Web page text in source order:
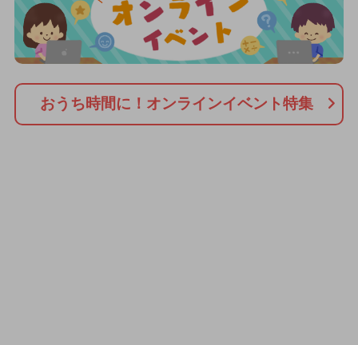
おうち時間に！オンラインイベント特集